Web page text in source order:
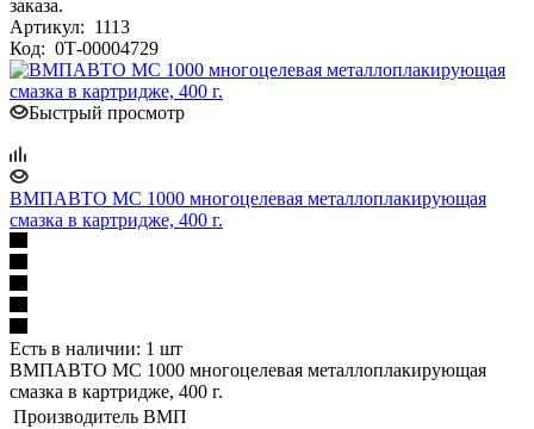
заказа.
Артикул: 1113
Код: 0Т-00004729
Быстрый просмотр
ВМПАВТО МС 1000 многоцелевая металлоплакирующая
смазка в картридже, 400 г.
Есть в наличии: 1 шт
ВМПАВТО МС 1000 многоцелевая металлоплакирующая
смазка в картридже, 400 г.
Производитель ВМП